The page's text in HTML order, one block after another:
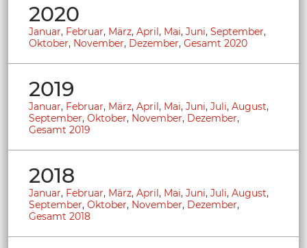
2020
Januar, Februar, März, April, Mai, Juni, September,
Oktober, November, Dezember, Gesamt 2020
2019
Januar, Februar, März, April, Mai, Juni, Juli, August,
September, Oktober, November, Dezember,
Gesamt 2019
2018
Januar, Februar, März, April, Mai, Juni, Juli, August,
September, Oktober, November, Dezember,
Gesamt 2018